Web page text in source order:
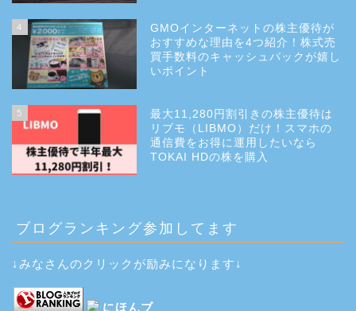
4
GMOインターネットの株主優待が
おすすめな理由を4つ紹介！株式売
買手数料のキャッシュバックが嬉し
いポイント
5
最大11,280円割引きの株主優待は
リブモ（LIBMO）だけ！スマホの
通信費をお得に運用したいなら
TOKAI HDの株を購入
ブログランキング参加してます
↓みなさんのクリックが励みになります↓